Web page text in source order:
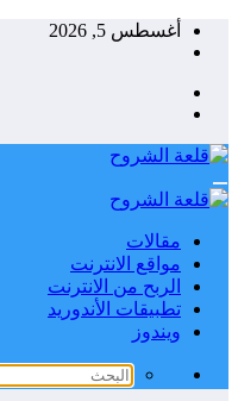
التجاوزأغسطس 5, 2026
مقالات
مواقع الانترنت
الربح من الانترنت
تطبيقات الأندوريد
ويندوز